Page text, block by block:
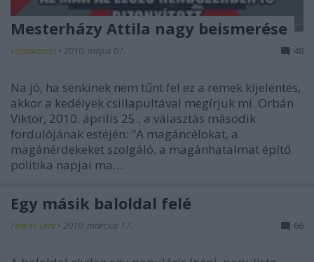
Mesterházy Attila nagy beismerése
volankombi • 2010. május 07. 48
Na jó, ha senkinek nem tűnt fel ez a remek kijelentés,
akkor a kedélyek csillapultával megírjuk mi. Orbán
Viktor, 2010. április 25., a választás második
fordulójának estéjén: "A magáncélokat, a
magánérdekeket szolgáló, a magánhatalmat építő
politika napjai ma…
Egy másik baloldal felé
Fent és Lent • 2010. március 17. 66